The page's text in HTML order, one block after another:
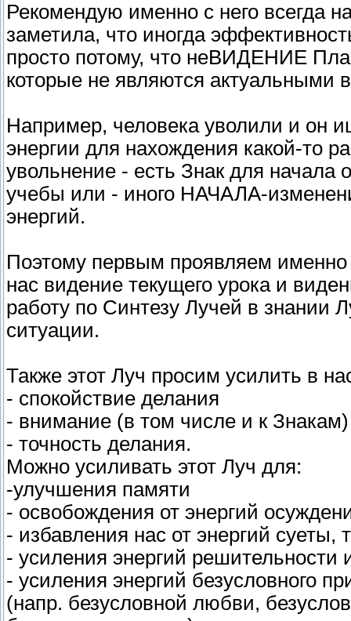
Рекомендую именно с него всегда
заметила, что иногда
просто потому, что неВИДЕНИЕ
которые не являются актуальными
Например, человека уволили и он
энергии для нахождения какой-то
увольнение - есть Знак для начала
учебы или - иного НАЧАЛА-
энергий.
Поэтому первым проявляем
нас видение текущего урока и
работу по Синтезу Лучей в знании
ситуации.
Также этот Луч просим усилить в
- спокойствие делания
- внимание (в том числе и к
- точность делания.
Можно усиливать этот Луч для:
-улучшения памяти
- освобождения от энергий
- избавления нас от энергий суеты,
- усиления энергий
- усиления энергий безусловного
(напр. безусловной любви,